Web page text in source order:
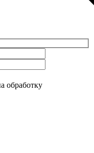
обработку